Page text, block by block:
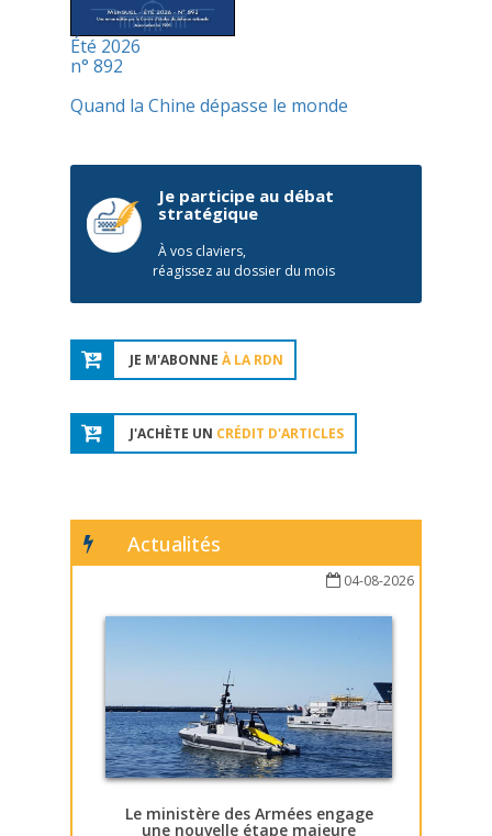
Été 2026
n° 892
Quand la Chine dépasse le monde
Je participe au débat
stratégique
À vos claviers,
réagissez au dossier du mois
JE M'ABONNE À LA RDN
J'ACHÈTE UN CRÉDIT D'ARTICLES
Actualités
04-08-2026
Le ministère des Armées engage
une nouvelle étape majeure